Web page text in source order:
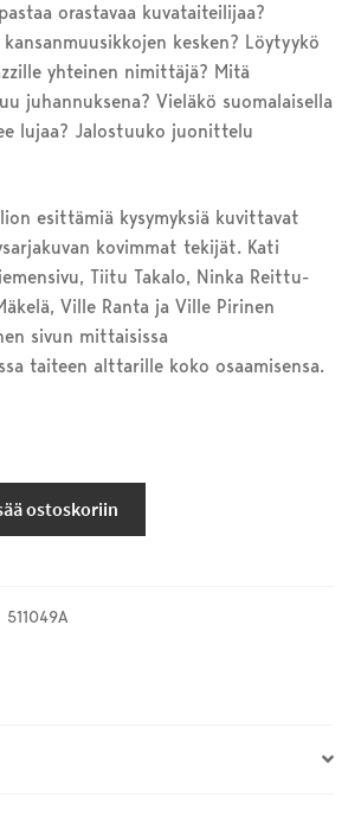
orastavaa kuvataiteilijaa?
kesken? Löytyykö
yhteinen nimittäjä? Mitä
juhannuksena? Vieläkö suomalaisella
lujaa? Jalostuuko juonittelu
esittämiä kysymyksiä kuvittavat
kovimmat tekijät. Kati
Tiitu Takalo, Ninka Reittu-
Ville Ranta ja Ville Pirinen
sivun mittaisissa
taiteen alttarille koko osaamisensa.
ostoskoriin
511049A